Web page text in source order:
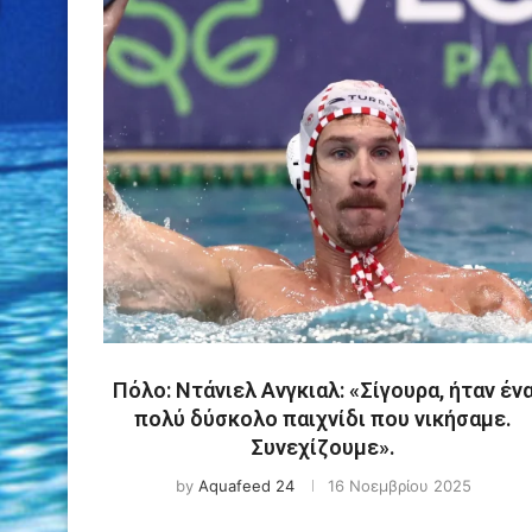
Πόλο: Ντάνιελ Ανγκιαλ: «Σίγουρα, ήταν
πολύ δύσκολο παιχνίδι που νικήσαμε.
Συνεχίζουμε».
by Aquafeed 24 16 Νοεμβρίου 2025